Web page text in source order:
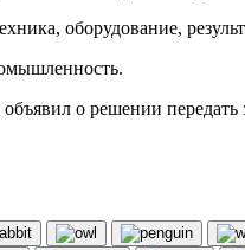
оборудование,
о решении